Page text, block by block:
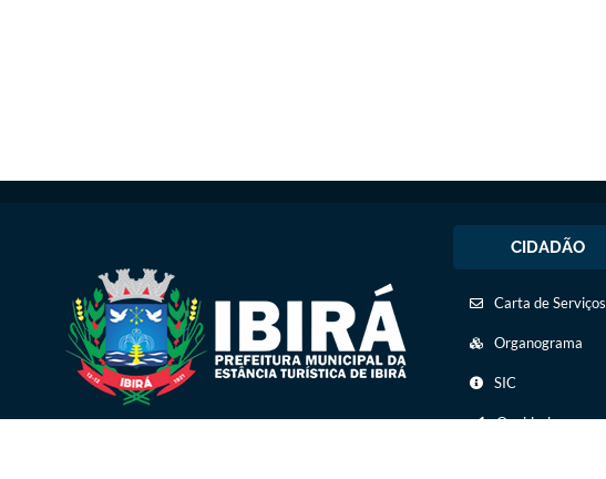
CIDADÃO
Carta de Serviços
Organograma
SIC
Ouvidoria